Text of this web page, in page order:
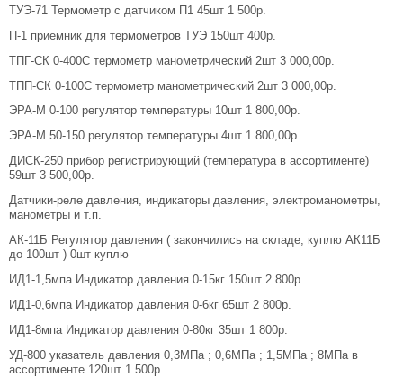
ТУЭ-71 Термометр с датчиком П1 45шт 1 500р.
П-1 приемник для термометров ТУЭ 150шт 400р.
ТПГ-СК 0-400С термометр манометрический 2шт 3 000,00р.
ТПП-СК 0-100С термометр манометрический 2шт 3 000,00р.
ЭРА-М 0-100 регулятор температуры 10шт 1 800,00р.
ЭРА-М 50-150 регулятор температуры 4шт 1 800,00р.
ДИСК-250 прибор регистрирующий (температура в ассортименте)
59шт 3 500,00р.
Датчики-реле давления, индикаторы давления, электроманометры,
манометры и т.п.
АК-11Б Регулятор давления ( закончились на складе, куплю АК11Б
до 100шт ) 0шт куплю
ИД1-1,5мпа Индикатор давления 0-15кг 150шт 2 800р.
ИД1-0,6мпа Индикатор давления 0-6кг 65шт 2 800р.
ИД1-8мпа Индикатор давления 0-80кг 35шт 1 800р.
УД-800 указатель давления 0,3МПа ; 0,6МПа ; 1,5МПа ; 8МПа в
ассортименте 120шт 1 500р.